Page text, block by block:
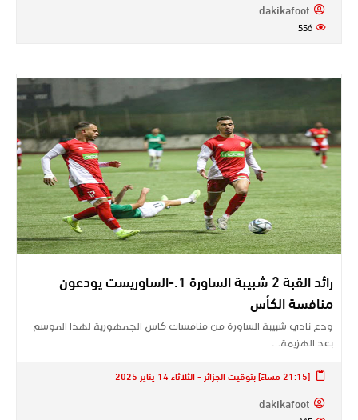
dakikafoot
556
رائد القبة 2 شبيبة الساورة 1.-الساوريست يودعون
منافسة الكأس
ودع نادي شبيبة الساورة من منافسات كاس الجمهورية لهذا الموسم
بعد الهزيمة…
[21:15 مساءً] بتوقيت الجزائر - الثلاثاء 14 يناير 2025
dakikafoot